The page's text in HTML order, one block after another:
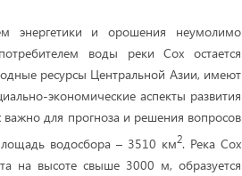
энергетики и орошения неумолимо
воды реки Сох остается
ресурсы Центральной Азии, имеют
экономические аспекты развития
важно для прогноза и решения вопросов
водосбора – 3510 км2. Река Сох
на высоте свыше 3000 м, образуется